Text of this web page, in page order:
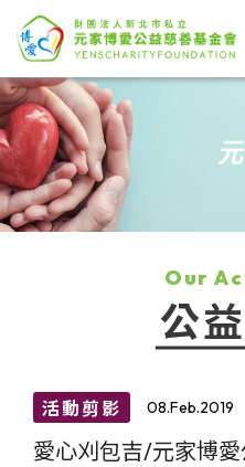
Our
公
活動剪影 08.Feb.2019
愛心刈包吉/元家博